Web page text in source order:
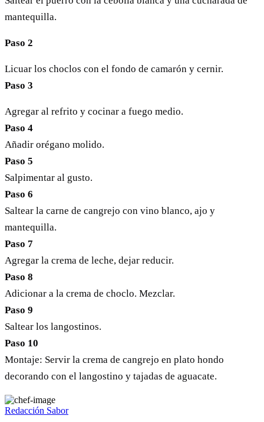
mantequilla.
Paso 2
Licuar los choclos con el fondo de camarón y cernir.
Paso 3
Agregar al refrito y cocinar a fuego medio.
Paso 4
Añadir orégano molido.
Paso 5
Salpimentar al gusto.
Paso 6
Saltear la carne de cangrejo con vino blanco, ajo y
mantequilla.
Paso 7
Agregar la crema de leche, dejar reducir.
Paso 8
Adicionar a la crema de choclo. Mezclar.
Paso 9
Saltear los langostinos.
Paso 10
Montaje: Servir la crema de cangrejo en plato hondo
decorando con el langostino y tajadas de aguacate.
Redacción Sabor